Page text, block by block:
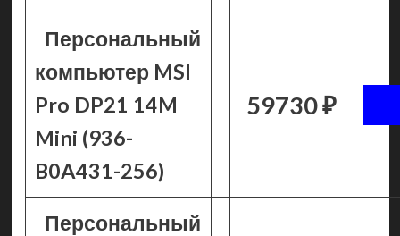
Персональный
компьютер MSI
Pro DP21 14M
Mini (936-
B0A431-256)
59730 ₽
Персональный